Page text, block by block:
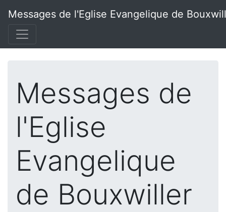
Messages de l'Eglise Evangelique de
Messages de
l'Eglise
Evangelique
de Bouxwiller